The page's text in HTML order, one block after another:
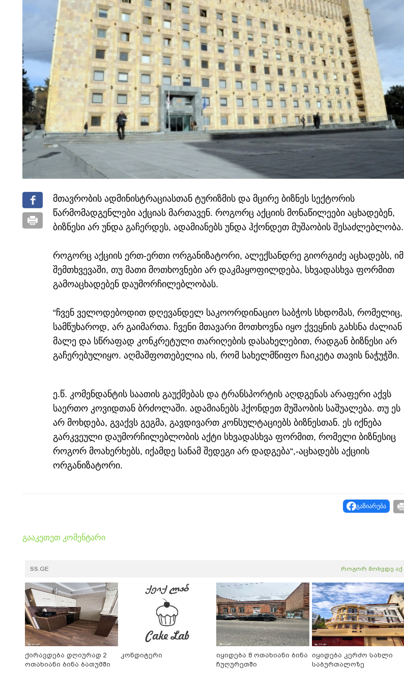
მთავრობის ადმინისტრაციასთან ტურიზმის და მცირე ბიზნეს სექტორის
წარმომადგენლები აქციას მართავენ. როგორც აქციის მონაწილეები აცხადებენ,
ბიზნესი არ უნდა გაჩერდეს, ადამიანებს უნდა ჰქონდეთ მუშაობის შესაძლებლობა.
როგორც აქციის ერთ-ერთი ორგანიზატორი, ალექსანდრე გიორგიძე აცხადებს, იმ
შემთხვევაში, თუ მათი მოთხოვნები არ დაკმაყოფილდება, სხვადასხვა ფორმით
გამოაცხადებენ დაუმორჩილებლობას.
“ჩვენ ველოდებოდით დღევანდელ საკოორდინაციო საბჭოს სხდომას, რომელიც,
სამწუხაროდ, არ გაიმართა. ჩვენი მთავარი მოთხოვნა იყო ქვეყნის გახსნა ძალიან
მალე და სწრაფად კონკრეტული თარიღების დასახელებით, რადგან ბიზნესი არ
გაჩერებულიყო. აღმაშფოთებელია ის, რომ სახელმწიფო ჩაიკეტა თავის ნაჭუჭში.
ე.წ. კომენდანტის საათის გაუქმებას და ტრანსპორტის აღდგენას არაფერი აქვს
საერთო კოვიდთან ბრძოლაში. ადამიანებს ჰქონდეთ მუშაობის საშუალება. თუ ეს
არ მოხდება, გვაქვს გეგმა, გავდივართ კონსულტაციებს ბიზნესთან. ეს იქნება
გარკვეული დაუმორჩილებლობის აქტი სხვადასხვა ფორმით, რომელი ბიზნესიც
როგორ მოახერხებს, იქამდე სანამ შედეგი არ დადგება“,-აცხადებს აქციის
ორგანიზატორი.
გაზიარება
გააკეთეთ კომენტარი
SS.GE როგორ მოხვდე აქ
ქირავდება დღიურად 2
ოთახიანი ბინა ბათუმში
კონდიტერი
იყიდება 8 ოთახიანი ბინა
ჩუღურეთში
იყიდება კერძო სახლი
საბურთალოზე